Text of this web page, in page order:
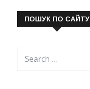
ПОШУК ПО САЙТУ